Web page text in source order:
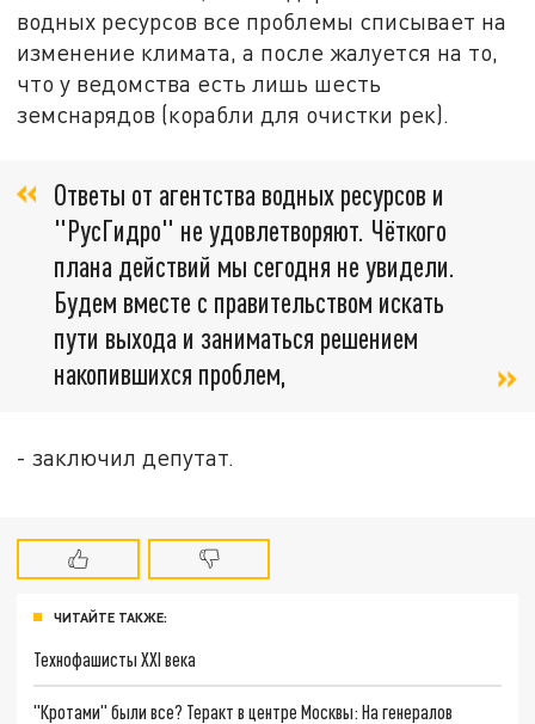
водных ресурсов все проблемы списывает на
изменение климата, а после жалуется на то,
что у ведомства есть лишь шесть
земснарядов (корабли для очистки рек).
Ответы от агентства водных ресурсов и
"РусГидро" не удовлетворяют. Чёткого
плана действий мы сегодня не увидели.
Будем вместе с правительством искать
пути выхода и заниматься решением
накопившихся проблем,
- заключил депутат.
ЧИТАЙТЕ ТАКЖЕ:
Технофашисты XXI века
"Кротами" были все? Теракт в центре Москвы: На генералов